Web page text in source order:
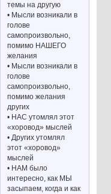
темы на другую
• Мысли возникали в
голове
самопроизвольно,
помимо НАШЕГО
желания
• Мысли возникали в
голове
самопроизвольно,
помимо желания
других
• НАС утомлял этот
«хоровод» мыслей
• Других утомлял
этот «хоровод»
мыслей
• НАМ было
интересно, как МЫ
засыпаем, когда и как